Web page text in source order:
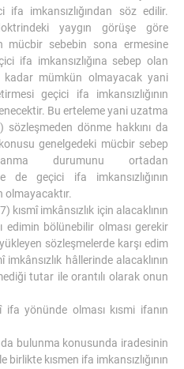
imkansızlığından söz edilir.
yaygın görüşe göre
mücbir sebebin sona ermesine
ifa imkansızlığına sebep olan
mümkün olmayacak yani
geçici ifa imkansızlığının
Bu erteleme yani uzatma
sözleşmeden dönme hakkını da
genelgedeki mücbir sebep
durumunu ortadan
de geçici ifa imkansızlığının
olmayacaktır.
kısmî imkânsızlık için alacaklının
edimin bölünebilir olması gerekir
sözleşmelerde karşı edim
hâllerinde alacaklının
tutar ile orantılı olarak onun
yönünde olması kısmi ifanın
bulunma konusunda iradesinin
birlikte kısmen ifa imkansızlığının